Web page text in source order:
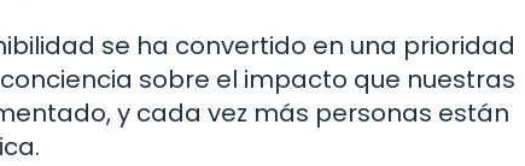
se ha convertido en una prioridad
sobre el impacto que nuestras
y cada vez más personas están